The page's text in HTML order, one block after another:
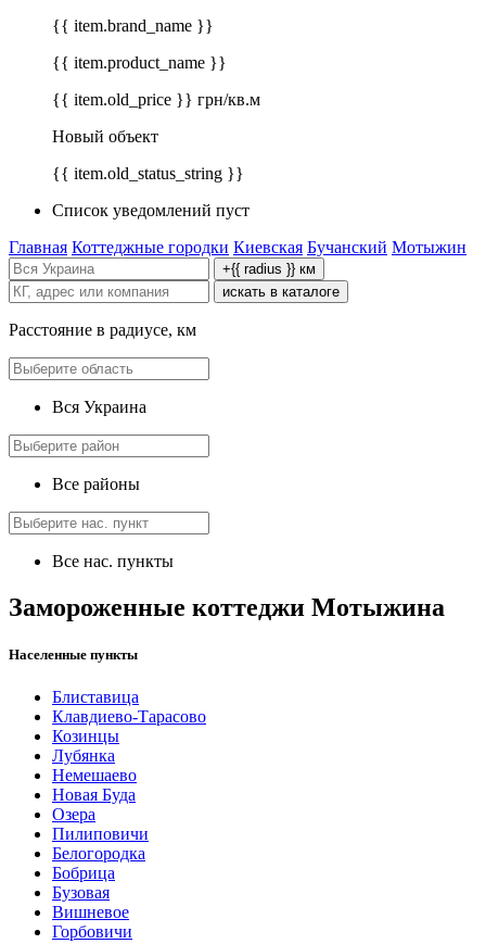
{{ item.brand_name }}
{{ item.product_name }}
{{ item.old_price }} грн/кв.м
Новый объект
{{ item.old_status_string }}
Список уведомлений пуст
Главная Коттеджные городки Киевская Бучанский Мотыжин
+{{ radius }} км
искать в каталоге
Расстояние в радиусе, км
Вся Украина
Все районы
Все нас. пункты
Замороженные коттеджи Мотыжина
Населенные пункты
Блиставица
Клавдиево-Тарасово
Козинцы
Лубянка
Немешаево
Новая Буда
Озера
Пилиповичи
Белогородка
Бобрица
Бузовая
Вишневое
Горбовичи